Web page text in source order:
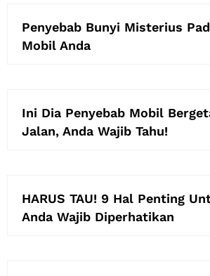
Penyebab Bunyi Misterius
Mobil Anda
Ini Dia Penyebab Mobil
Jalan, Anda Wajib Tahu!
HARUS TAU! 9 Hal Penting
Anda Wajib Diperhatikan